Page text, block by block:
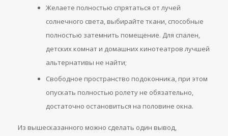
Желаете полностью спрятаться от лучей
солнечного света, выбирайте ткани, способные
полностью затемнить помещение. Для спален,
детских комнат и домашних кинотеатров лучшей
альтернативы не найти;
Свободное пространство подоконника, при этом
опускать полностью ролету не обязательно,
достаточно остановиться на половине окна.
Из вышесказанного можно сделать один вывод,